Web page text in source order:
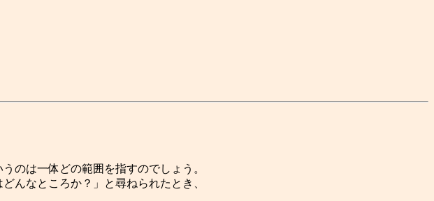
のは一体どの範囲を指すのでしょう。
んなところか？」と尋ねられたとき、